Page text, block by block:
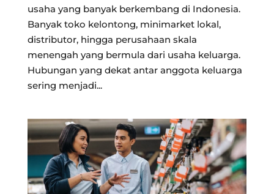
usaha yang banyak berkembang di Indonesia.
Banyak toko kelontong, minimarket lokal,
distributor, hingga perusahaan skala
menengah yang bermula dari usaha keluarga.
Hubungan yang dekat antar anggota keluarga
sering menjadi...